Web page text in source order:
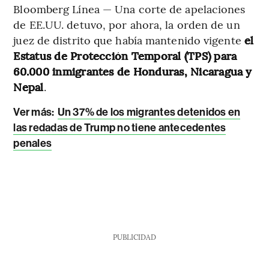
Bloomberg Línea — Una corte de apelaciones
de EE.UU. detuvo, por ahora, la orden de un
juez de distrito que había mantenido vigente el
Estatus de Protección Temporal (TPS) para
60.000 inmigrantes de Honduras, Nicaragua y
Nepal.
Ver más: Un 37% de los migrantes detenidos en
las redadas de Trump no tiene antecedentes
penales
PUBLICIDAD